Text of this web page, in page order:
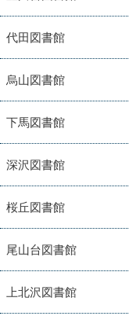
代田図書館
烏山図書館
下馬図書館
深沢図書館
桜丘図書館
尾山台図書館
上北沢図書館